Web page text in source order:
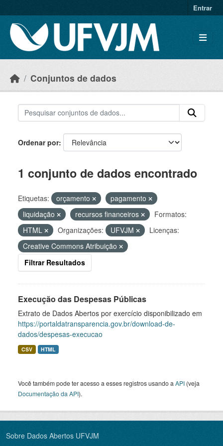
Entrar
Conjuntos de dados
Ordenar por
1 conjunto de dados encontrado
Etiquetas: orçamento
pagamento
liquidação
recursos financeiros
Formatos:
HTML
Organizações: UFVJM
Licenças:
Creative Commons Atribuição
Filtrar Resultados
Execução das Despesas Públicas
Extrato de Dados Abertos por exercício disponibilizado em
https://portaldatransparencia.gov.br/download-de-
dados/despesas-execucao
CSV HTML
Você também pode ter acesso a esses registros usando a API (veja
Documentação da API).
Sobre Dados Abertos UFVJM